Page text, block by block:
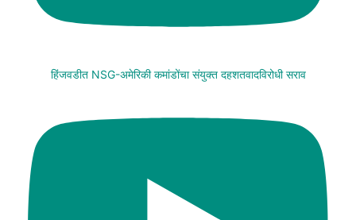
हिंजवडीत NSG-अमेरिकी कमांडोंचा संयुक्त दहशतवादविरोधी सराव